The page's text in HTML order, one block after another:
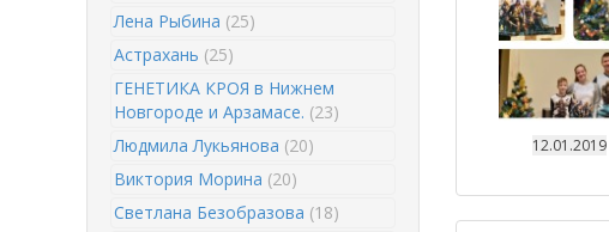
Лена Рыбина (25)
Астрахань (25)
ГЕНЕТИКА КРОЯ в Нижнем
Новгороде и Арзамасе. (23)
Людмила Лукьянова (20)
Виктория Морина (20)
Светлана Безобразова (18)
12.01.2019